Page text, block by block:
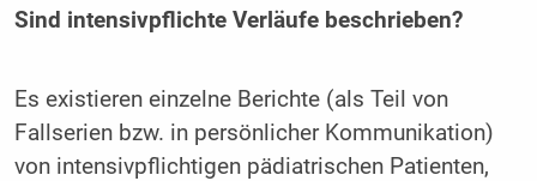
Sind intensivpflichte Verläufe beschrieben?
Es existieren einzelne Berichte (als Teil von
Fallserien bzw. in persönlicher Kommunikation)
von intensivpflichtigen pädiatrischen Patienten,